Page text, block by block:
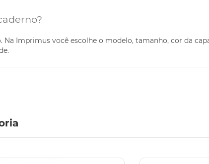
Na Imprimus você escolhe o modelo, tamanho, cor da